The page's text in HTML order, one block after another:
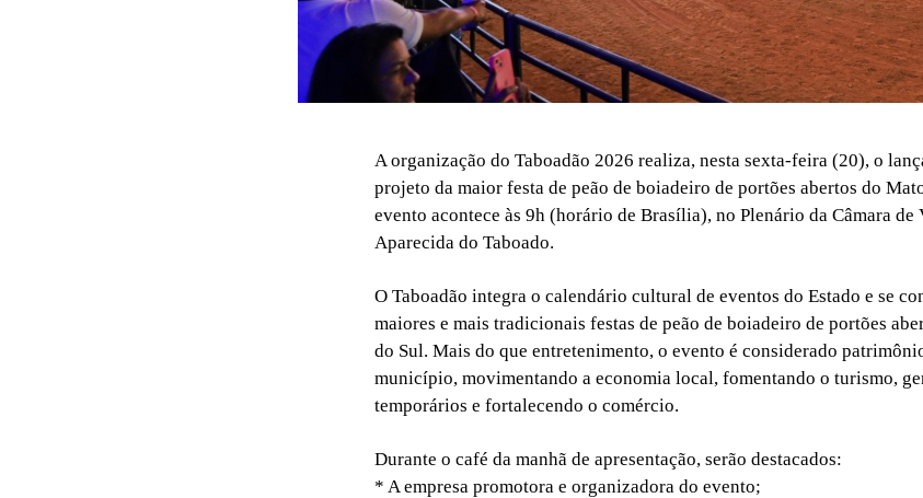
A organização do Taboadão 2026 realiza, nesta sexta-feira (20), o
projeto da maior festa de peão de boiadeiro de portões abertos do
evento acontece às 9h (horário de Brasília), no Plenário da Câmara de
Aparecida do Taboado.
O Taboadão integra o calendário cultural de eventos do Estado e se
maiores e mais tradicionais festas de peão de boiadeiro de portões
do Sul. Mais do que entretenimento, o evento é considerado
município, movimentando a economia local, fomentando o turismo,
temporários e fortalecendo o comércio.
Durante o café da manhã de apresentação, serão destacados:
* A empresa promotora e organizadora do evento;